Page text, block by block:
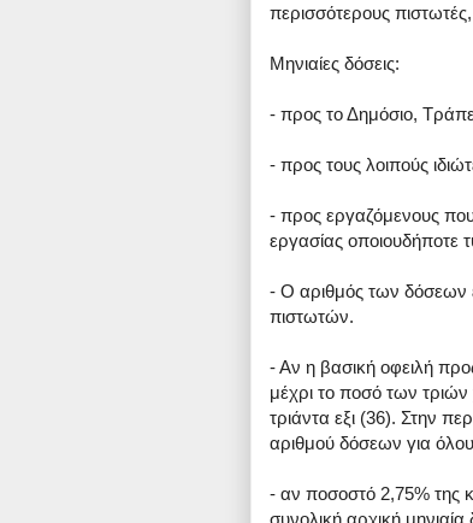
περισσότερους
Μηνιαίες δόσεις:
- προς το Δημόσιο,
- προς τους λοιπούς
- προς εργαζόμενους
εργασίας οποιουδήποτε
- Ο αριθμός των δόσεων
πιστωτών.
- Αν η βασική οφειλή
μέχρι το ποσό των τριών
τριάντα εξι (36). Στην
αριθμού δόσεων για
- αν ποσοστό 2,75% της